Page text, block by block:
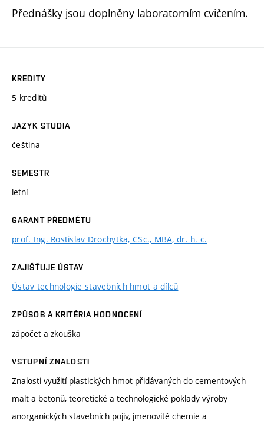
Přednášky jsou doplněny laboratorním cvičením.
KREDITY
5 kreditů
JAZYK STUDIA
čeština
SEMESTR
letní
GARANT PŘEDMĚTU
prof. Ing. Rostislav Drochytka, CSc., MBA, dr. h. c.
ZAJIŠŤUJE ÚSTAV
Ústav technologie stavebních hmot a dílců
ZPŮSOB A KRITÉRIA HODNOCENÍ
zápočet a zkouška
VSTUPNÍ ZNALOSTI
Znalosti využití plastických hmot přidávaných do cementových
malt a betonů, teoretické a technologické poklady výroby
anorganických stavebních pojiv, jmenovitě chemie a